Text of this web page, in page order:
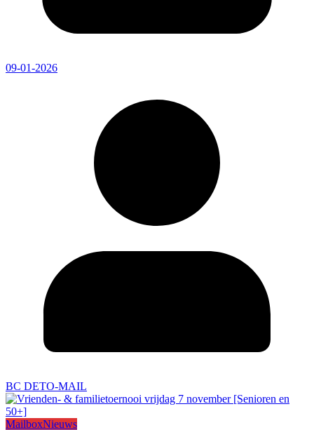
09-01-2026
BC DETO-MAIL
MailboxNieuws